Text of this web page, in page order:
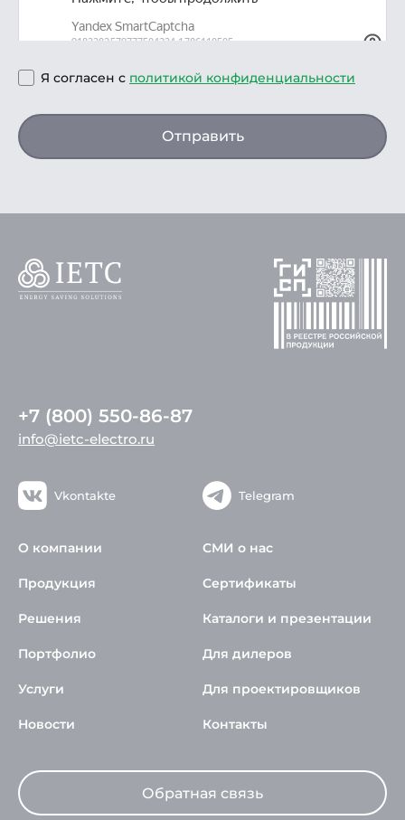
Я согласен с политикой конфиденциальности
Отправить
+7 (800) 550-86-87
info@ietc-electro.ru
Vkontakte Telegram
О компании
Продукция
Решения
Портфолио
Услуги
Новости
СМИ о нас
Сертификаты
Каталоги и презентации
Для дилеров
Для проектировщиков
Контакты
Обратная связь